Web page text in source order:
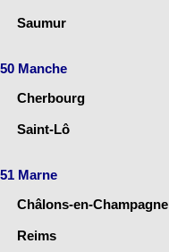
Saumur
50 Manche
Cherbourg
Saint-Lô
51 Marne
Châlons-en-Champagne
Reims